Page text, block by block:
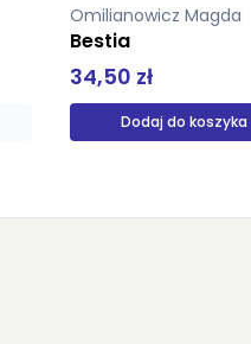
KamiĹ„ska Anna
Wanda
39,90 zł
Produkt niedostępny